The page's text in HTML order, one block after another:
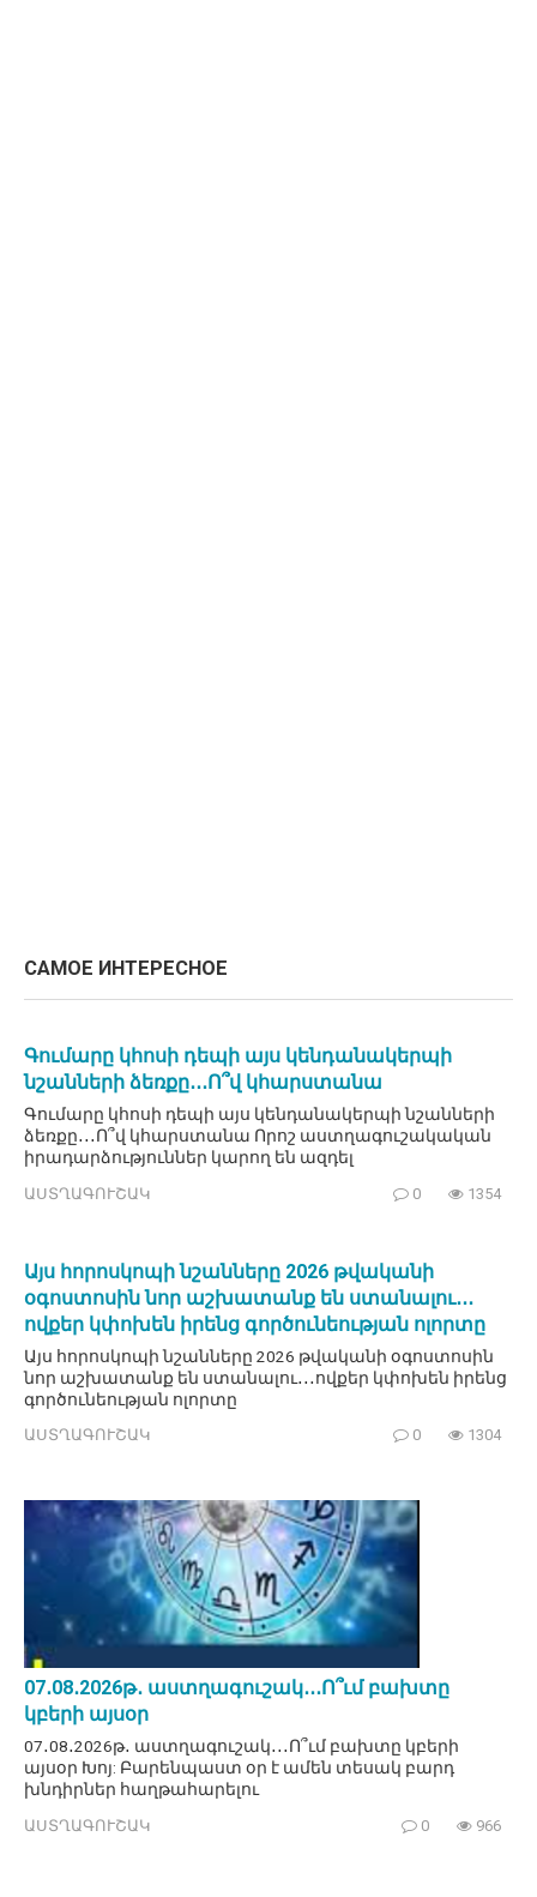
САМОЕ ИНТЕРЕСНОЕ
Գումարը կհոսի դեպի այս կենդանակերպի
նշանների ձեռքը․․․Ո՞վ կհարստանա
Գումարը կհոսի դեպի այս կենդանակերպի նշանների
ձեռքը․․․Ո՞վ կհարստանա Որոշ աստղագուշակական
իրադարձություններ կարող են ազդել
ԱՍՏՂԱԳՈՒՇԱԿ 0 1354
Այս հորոսկոպի նշանները 2026 թվականի
օգոստոսին նոր աշխատանք են ստանալու․․․
ովքեր կփոխեն իրենց գործունեության ոլորտը
Այս հորոսկոպի նշանները 2026 թվականի օգոստոսին
նոր աշխատանք են ստանալու․․․ովքեր կփոխեն իրենց
գործունեության ոլորտը
ԱՍՏՂԱԳՈՒՇԱԿ 0 1304
07․08․2026թ․ աստղագուշակ․․․Ո՞ւմ բախտը
կբերի այսօր
07․08․2026թ․ աստղագուշակ․․․Ո՞ւմ բախտը կբերի
այսօր Խոյ: Բարենպաստ օր է ամեն տեսակ բարդ
խնդիրներ հաղթահարելու
ԱՍՏՂԱԳՈՒՇԱԿ 0 966